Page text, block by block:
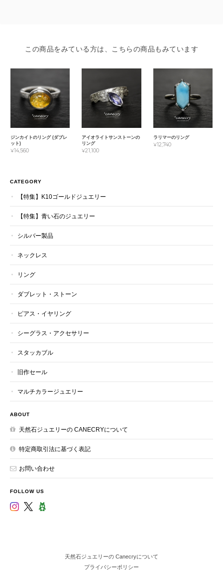
この商品をみている方は、こちらの商品もみています
ジンカイトのリング (ダブレ
ット)
¥14,560
アイオライトサンストーンの
リング
¥21,100
ラリマーのリング
¥12,740
CATEGORY
【特集】K10ゴールドジュエリー
【特集】青い石のジュエリー
シルバー製品
ネックレス
リング
ダブレット・ストーン
ピアス・イヤリング
シーグラス・アクセサリー
スタッカブル
旧作セール
マルチカラージュエリー
ABOUT
天然石ジュエリーの CANECRYについて
特定商取引法に基づく表記
お問い合わせ
FOLLOW US
天然石ジュエリーの Canecryについて
プライバシーポリシー